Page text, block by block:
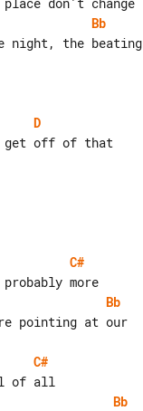
Bb
night, the beating
D
C#
Bb
pointing at our
C#
Bb